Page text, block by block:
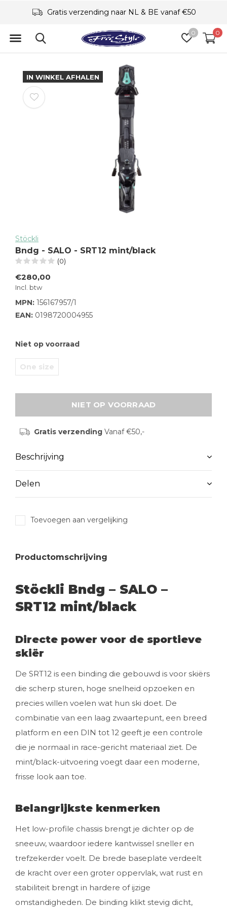
0 0
Gratis verzending naar NL & BE vanaf €50
IN WINKEL AFHALEN
Stöckli
Bndg - SALO - SRT12 mint/black
(0)
€280,00
Incl. btw
MPN: 156167957/1
EAN: 0198720004955
Niet op voorraad
One size
NIET OP VOORRAAD
Gratis verzendingVanaf €50,-
Beschrijving
Delen
Toevoegen aan vergelijking
Productomschrijving
Stöckli Bndg – SALO –
SRT12 mint/black
Directe power voor de sportieve
skiër
De SRT12 is een binding die gebouwd is voor skiërs
die scherp sturen, hoge snelheid opzoeken en
precies willen voelen wat hun ski doet. De
combinatie van een laag zwaartepunt, een breed
platform en een DIN tot 12 geeft je een controle
die je normaal in race-gericht materiaal ziet. De
mint/black-uitvoering voegt daar een moderne,
frisse look aan toe.
Belangrijkste kenmerken
Het low-profile chassis brengt je dichter op de
sneeuw, waardoor iedere kantwissel sneller en
trefzekerder voelt. De brede baseplate verdeelt
de kracht over een groter oppervlak, wat rust en
stabiliteit brengt in hardere of ijzige
omstandigheden. De binding klikt stevig dicht,